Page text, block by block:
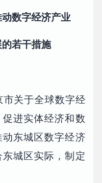
数字经济产业
若干措施
关于全球数字经
进实体经济和数
东城区数字经济
城区实际，制定